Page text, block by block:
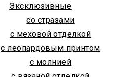
Эксклюзивные
со стразами
с меховой отделкой
с леопардовым принтом
с молнией